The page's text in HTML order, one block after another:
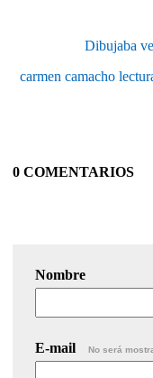
Dibujaba
carmen camacho
0 COMENTARIOS
Nombre
E-mail No será